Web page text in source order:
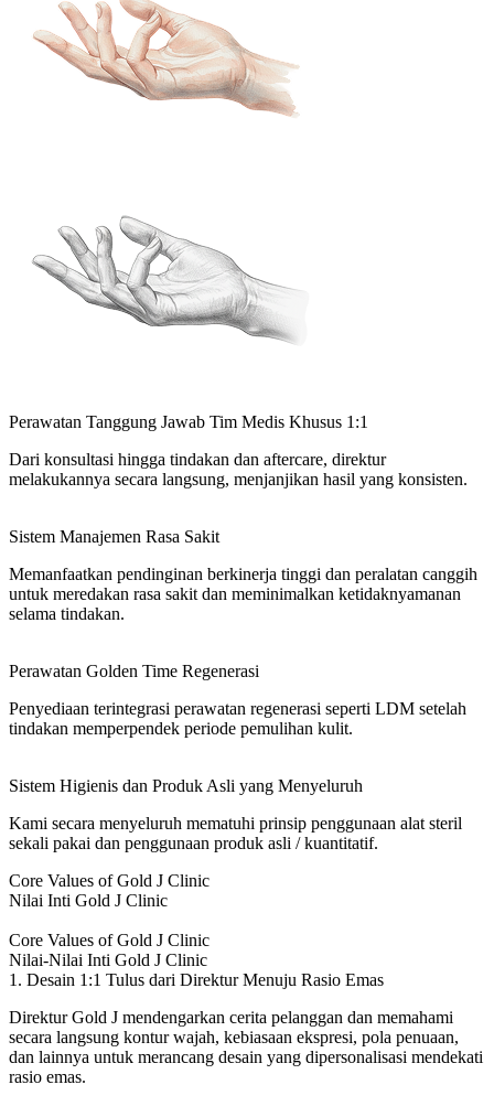
Perawatan Tanggung Jawab Tim Medis Khusus 1:1
Dari konsultasi hingga tindakan dan aftercare, direktur
melakukannya secara langsung, menjanjikan hasil yang konsisten.
Sistem Manajemen Rasa Sakit
Memanfaatkan pendinginan berkinerja tinggi dan peralatan canggih
untuk meredakan rasa sakit dan meminimalkan ketidaknyamanan
selama tindakan.
Perawatan Golden Time Regenerasi
Penyediaan terintegrasi perawatan regenerasi seperti LDM setelah
tindakan memperpendek periode pemulihan kulit.
Sistem Higienis dan Produk Asli yang Menyeluruh
Kami secara menyeluruh mematuhi prinsip penggunaan alat steril
sekali pakai dan penggunaan produk asli / kuantitatif.
Core Values of Gold J Clinic
Nilai Inti Gold J Clinic
Core Values of Gold J Clinic
Nilai-Nilai Inti Gold J Clinic
1. Desain 1:1 Tulus dari Direktur Menuju Rasio Emas
Direktur Gold J mendengarkan cerita pelanggan dan memahami
secara langsung kontur wajah, kebiasaan ekspresi, pola penuaan,
dan lainnya untuk merancang desain yang dipersonalisasi mendekati
rasio emas.